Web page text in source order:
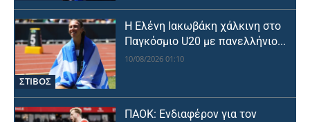
ΣΤΙΒΟΣ
Η Ελένη Ιακωβάκη χάλκινη στο
Παγκόσμιο U20 με πανελλήνιο...
10/08/2026 01:10
ΠΑΟΚ: Ενδιαφέρον για τον